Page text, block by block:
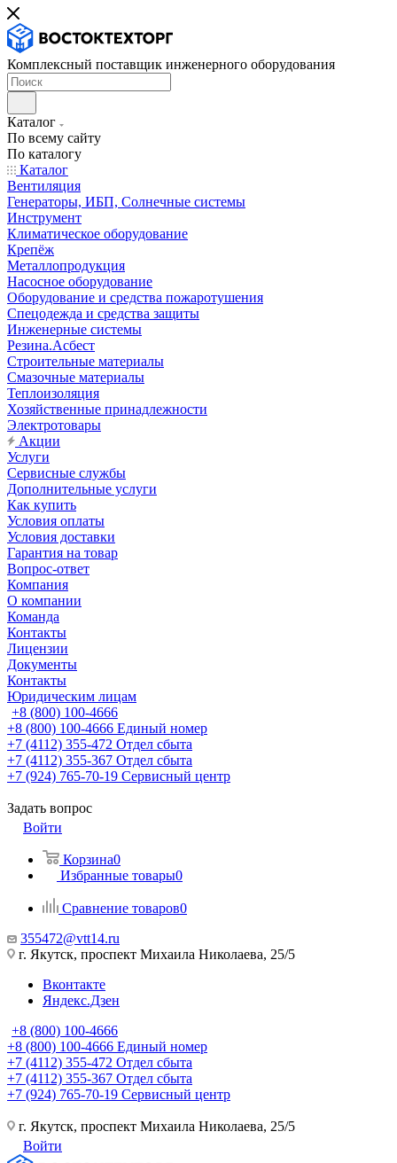
Комплексный поставщик инженерного оборудования
Каталог
По всему сайту
По каталогу
Каталог
Вентиляция
Генераторы, ИБП, Солнечные системы
Инструмент
Климатическое оборудование
Крепёж
Металлопродукция
Насосное оборудование
Оборудование и средства пожаротушения
Спецодежда и средства защиты
Инженерные системы
Резина.Асбест
Строительные материалы
Смазочные материалы
Теплоизоляция
Хозяйственные принадлежности
Электротовары
Акции
Услуги
Сервисные службы
Дополнительные услуги
Как купить
Условия оплаты
Условия доставки
Гарантия на товар
Вопрос-ответ
Компания
О компании
Команда
Контакты
Лицензии
Документы
Контакты
Юридическим лицам
+8 (800) 100-4666
+8 (800) 100-4666 Единый номер
+7 (4112) 355-472 Отдел сбыта
+7 (4112) 355-367 Отдел сбыта
+7 (924) 765-70-19 Сервисный центр
Задать вопрос
Войти
Корзина0
Избранные товары0
Сравнение товаров0
355472@vtt14.ru
г. Якутск, проспект Михаила Николаева, 25/5
Вконтакте
Яндекс.Дзен
+8 (800) 100-4666
+8 (800) 100-4666 Единый номер
+7 (4112) 355-472 Отдел сбыта
+7 (4112) 355-367 Отдел сбыта
+7 (924) 765-70-19 Сервисный центр
г. Якутск, проспект Михаила Николаева, 25/5
Войти